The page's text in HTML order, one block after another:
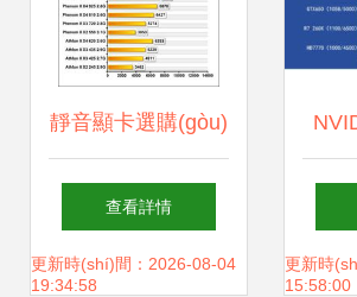
(lǐng)行業(yè)
靜音顯卡選購(gòu)
指南 哪款是你的最
佳搭檔？
查看詳情
更新時(shí)間：2026-08-04
19:34:58
750
更新時
15:58:00